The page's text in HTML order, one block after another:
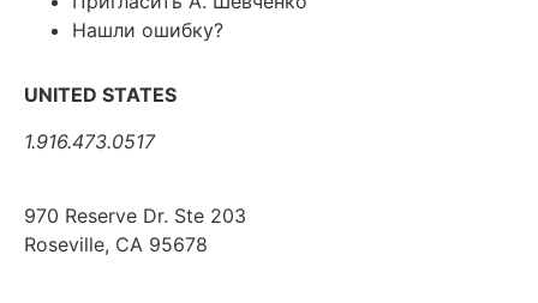
Нашли ошибку?
UNITED STATES
1.916.473.0517
970 Reserve Dr. Ste 203
Roseville, CA 95678